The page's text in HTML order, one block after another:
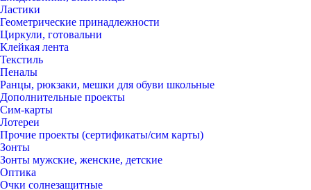
Ластики
Геометрические принадлежности
Циркули, готовальни
Клейкая лента
Текстиль
Пеналы
Ранцы, рюкзаки, мешки для обуви школьные
Дополнительные проекты
Сим-карты
Лотереи
Прочие проекты (сертификаты/сим карты)
Зонты
Зонты мужские, женские, детские
Оптика
Очки солнезащитные